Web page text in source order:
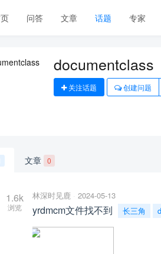
问答 文章 话题 专家
documentclass
关注话题 创建问题
文章 0
1.6k
浏览
林深时见鹿 2024-05-13
yrdmcm文件找不到 长三角